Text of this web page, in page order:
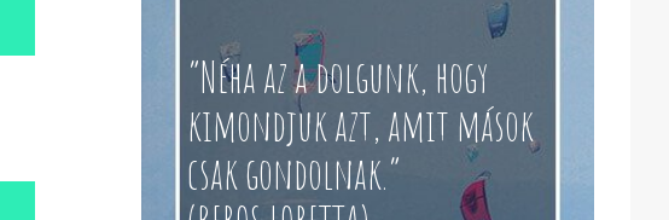
“Néha az a dolgunk, hogy
kimondjuk azt, amit mások
csak gondolnak.”